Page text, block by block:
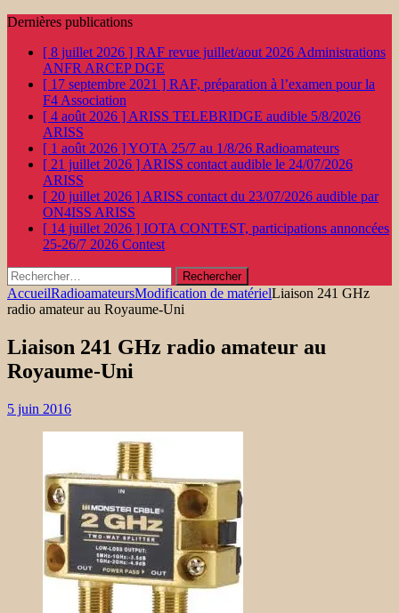
Dernières publications
[ 8 juillet 2026 ] RAF revue juillet/aout 2026 Administrations
ANFR ARCEP DGE
[ 17 septembre 2021 ] RAF, préparation à l’examen pour la
F4 Association
[ 4 août 2026 ] ARISS TELEBRIDGE audible 5/8/2026
ARISS
[ 1 août 2026 ]YOTA 25/7 au 1/8/26 Radioamateurs
[ 21 juillet 2026 ] ARISS contact audible le 24/07/2026
ARISS
[ 20 juillet 2026 ] ARISS contact du 23/07/2026 audible par
ON4ISS ARISS
[ 14 juillet 2026 ] IOTA CONTEST, participations annoncées
25-26/7 2026 Contest
Rechercher :
AccueilRadioamateursModification de matérielLiaison 241 GHz
radio amateur au Royaume-Uni
Liaison 241 GHz radio amateur au
Royaume-Uni
5 juin 2016